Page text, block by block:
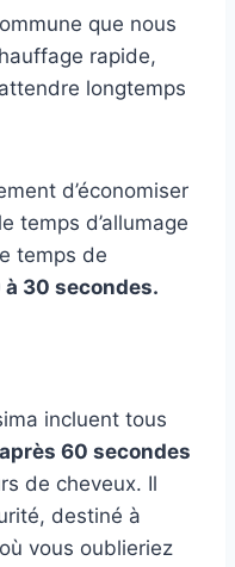
que nous
rapide,
longtemps
d’économiser
temps d’allumage
temps de
à 30 secondes.
incluent tous
après 60 secondes
de cheveux. Il
destiné à
vous oublieriez